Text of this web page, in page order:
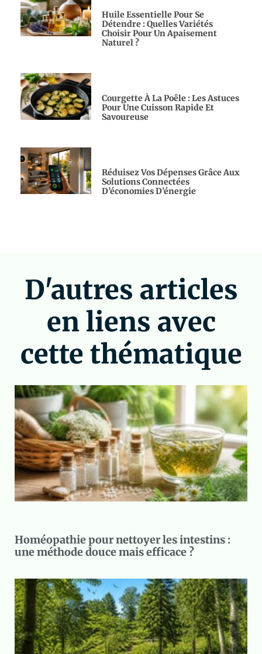
Huile Essentielle Pour Se
Détendre : Quelles Variétés
Choisir Pour Un Apaisement
Naturel ?
Courgette À La Poêle : Les Astuces
Pour Une Cuisson Rapide Et
Savoureuse
Réduisez Vos Dépenses Grâce Aux
Solutions Connectées
D’économies D’énergie
D'autres articles
en liens avec
cette thématique
Homéopathie pour nettoyer les intestins :
une méthode douce mais efficace ?